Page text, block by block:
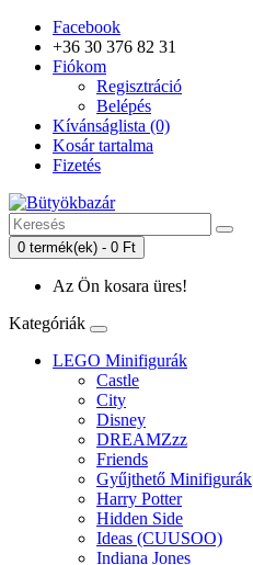
Facebook
+36 30 376 82 31
Fiókom
Regisztráció
Belépés
Kívánságlista (0)
Kosár tartalma
Fizetés
0 termék(ek) - 0 Ft
Az Ön kosara üres!
Kategóriák
LEGO Minifigurák
Castle
City
Disney
DREAMZzz
Friends
Gyűjthető Minifigurák
Harry Potter
Hidden Side
Ideas (CUUSOO)
Indiana Jones